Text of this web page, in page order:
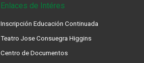
Enlaces de Intéres
Inscripción Educación Continuada
Teatro Jose Consuegra Higgins
Centro de Documentos